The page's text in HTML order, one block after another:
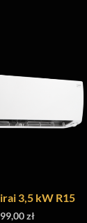
3,5 kW R15
zł